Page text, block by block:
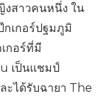
งสาวคนหนึ่ง ใน
กเกอร์ปฐมภูมิ
กอร์ที่มี
เป็นแชมป์
ะได้รับฉายา The